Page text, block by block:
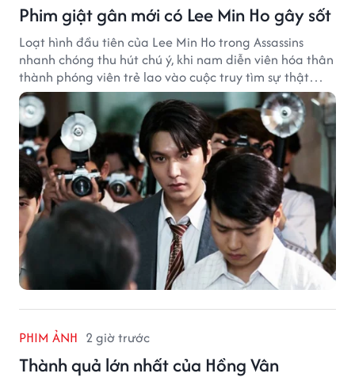
Phim giật gân mới có Lee Min Ho gây sốt
Loạt hình đầu tiên của Lee Min Ho trong Assassins
nhanh chóng thu hút chú ý, khi nam diễn viên hóa thân
thành phóng viên trẻ lao vào cuộc truy tìm sự thật
phía sau một vụ ám sát gây chấn động Hàn Quốc.
PHIM ẢNH 2 giờ trước
Thành quả lớn nhất của Hồng Vân